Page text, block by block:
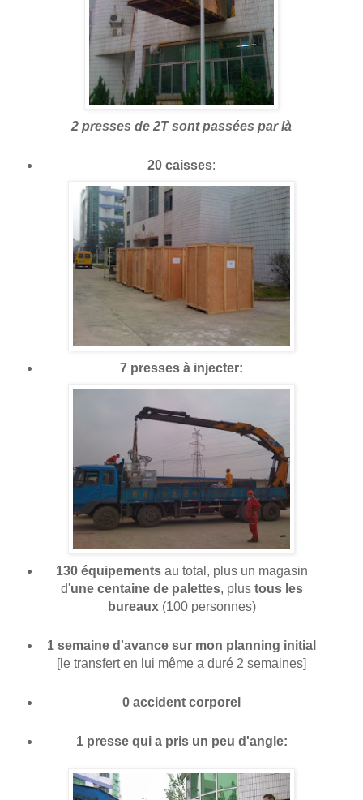
2 presses de 2T sont passées par là
20 caisses:
7 presses à injecter:
130 équipementsau total, plus un magasin
d'une centaine de palettes, plus tous les
bureaux(100 personnes)
1 semaine d'avance sur mon planning initial
[le transfert en lui même a duré 2 semaines]
0 accident corporel
1 presse qui a pris un peu d'angle: